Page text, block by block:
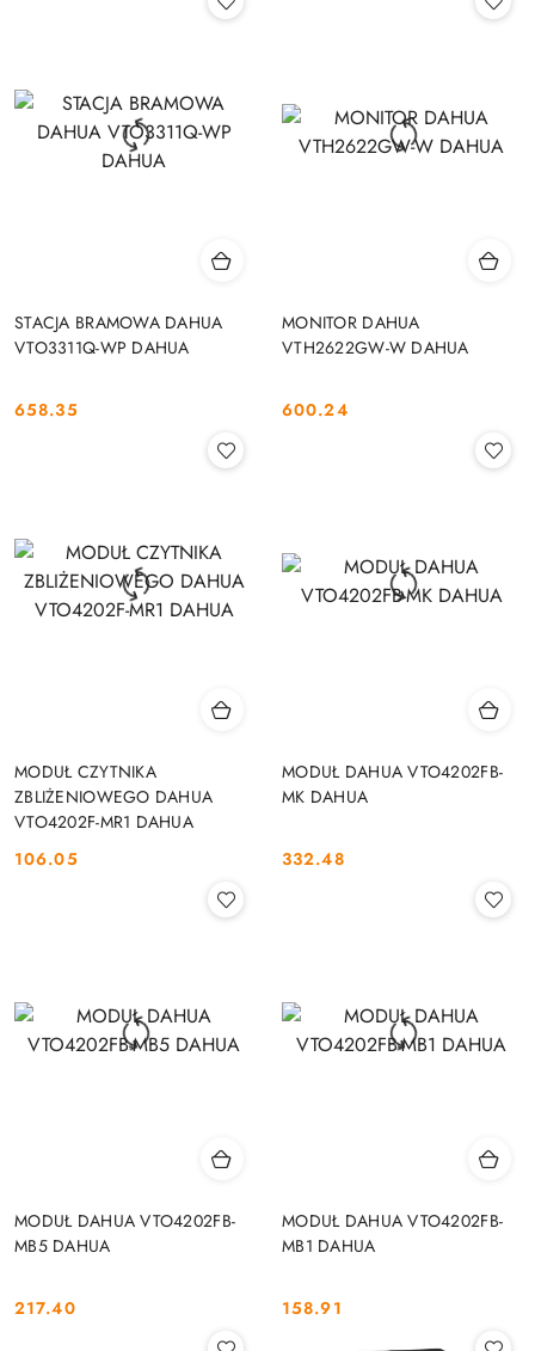
STACJA BRAMOWA DAHUA
VTO3311Q-WP DAHUA
Cena:
658.35
MONITOR DAHUA
VTH2622GW-W DAHUA
Cena:
600.24
MODUŁ CZYTNIKA
ZBLIŻENIOWEGO DAHUA
VTO4202F-MR1 DAHUA
Cena:
106.05
MODUŁ DAHUA VTO4202FB-
MK DAHUA
Cena:
332.48
MODUŁ DAHUA VTO4202FB-
MB5 DAHUA
Cena:
217.40
MODUŁ DAHUA VTO4202FB-
MB1 DAHUA
Cena:
158.91